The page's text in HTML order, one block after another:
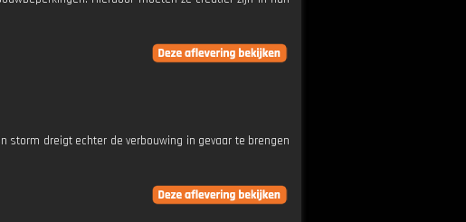
storm dreigt echter de verbouwing in gevaar te brengen